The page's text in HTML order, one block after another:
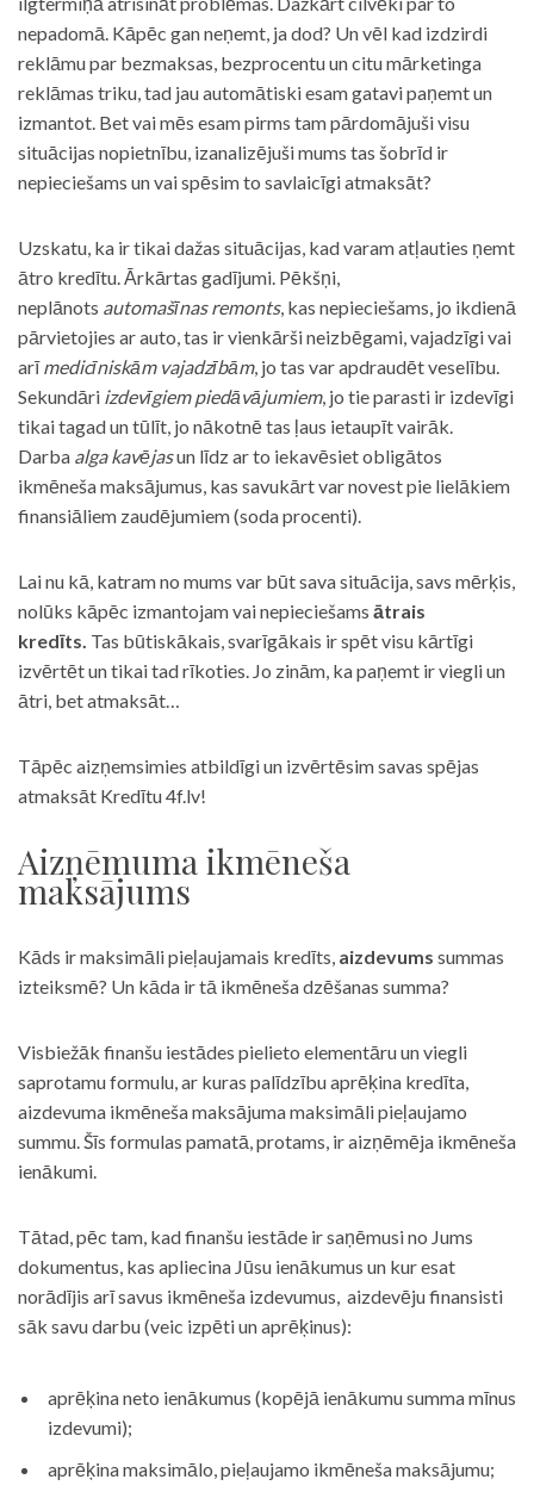
nepadomā. Kāpēc gan neņemt, ja dod? Un vēl kad izdzirdi
reklāmu par bezmaksas, bezprocentu un citu mārketinga
reklāmas triku, tad jau automātiski esam gatavi paņemt un
izmantot. Bet vai mēs esam pirms tam pārdomājuši visu
situācijas nopietnību, izanalizējuši mums tas šobrīd ir
nepieciešams un vai spēsim to savlaicīgi atmaksāt?
Uzskatu, ka ir tikai dažas situācijas, kad varam atļauties ņemt
ātro kredītu. Ārkārtas gadījumi. Pēkšņi,
neplānots automašīnas remonts, kas nepieciešams, jo ikdienā
pārvietojies ar auto, tas ir vienkārši neizbēgami, vajadzīgi vai
arīmedicīniskām vajadzībām, jo tas var apdraudēt veselību.
Sekundāri izdevīgiem piedāvājumiem, jo tie parasti ir izdevīgi
tikai tagad un tūlīt, jo nākotnē tas ļaus ietaupīt vairāk.
Darba alga kavējasun līdz ar to iekavēsiet obligātos
ikmēneša maksājumus, kas savukārt var novest pie lielākiem
finansiāliem zaudējumiem (soda procenti).
Lai nu kā, katram no mums var būt sava situācija, savs mērķis,
nolūks kāpēc izmantojam vai nepieciešams ātrais
kredīts. Tas būtiskākais, svarīgākais ir spēt visu kārtīgi
izvērtēt un tikai tad rīkoties. Jo zinām, ka paņemt ir viegli un
ātri, bet atmaksāt…
Tāpēc aizņemsimies atbildīgi un izvērtēsim savas spējas
atmaksāt Kredītu 4f.lv!
Aizņēmuma ikmēneša
maksājums
Kāds ir maksimāli pieļaujamais kredīts, aizdevums summas
izteiksmē? Un kāda ir tā ikmēneša dzēšanas summa?
Visbiežāk finanšu iestādes pielieto elementāru un viegli
saprotamu formulu, ar kuras palīdzību aprēķina kredīta,
aizdevuma ikmēneša maksājuma maksimāli pieļaujamo
summu. Šīs formulas pamatā, protams, ir aizņēmēja ikmēneša
ienākumi.
Tātad, pēc tam, kad finanšu iestāde ir saņēmusi no Jums
dokumentus, kas apliecina Jūsu ienākumus un kur esat
norādījis arī savus ikmēneša izdevumus, aizdevēju finansisti
sāk savu darbu (veic izpēti un aprēķinus):
aprēķina neto ienākumus (kopējā ienākumu summa mīnus
izdevumi);
aprēķina maksimālo, pieļaujamo ikmēneša maksājumu;